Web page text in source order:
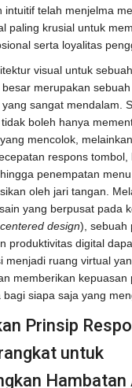
intuitif telah menjelma
paling krusial untuk
serta loyalitas
visual untuk
merupakan
sangat mendalam.
boleh hanya
mencolok,
respons tombol,
penempatan
oleh jari tangan.
yang berpusat pada
design), sebuah
produktivitas digital
menjadi ruang virtual
memberikan kepuasan
siapa saja yang
Prinsip
untuk
Hambatan